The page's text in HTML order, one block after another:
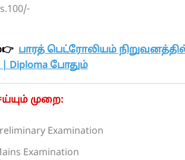
பாரத் பெட்ரோலியம்
| Diploma போதும்
முறை:
Examination
Examination